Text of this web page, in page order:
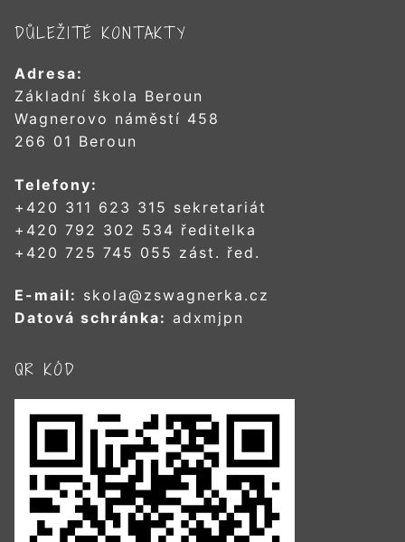
DŮLEŽITÉ KONTAKTY
Adresa:
Základní škola Beroun
Wagnerovo náměstí 458
266 01 Beroun
Telefony:
+420 311 623 315 sekretariát
+420 792 302 534 ředitelka
+420 725 745 055 zást. řed.
E-mail: skola@zswagnerka.cz
Datová schránka: adxmjpn
QR KÓD